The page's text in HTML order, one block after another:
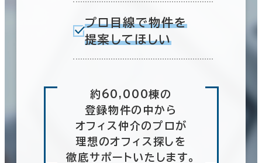
プロ目線で物件を
提案してほしい
約60,000棟の
登録物件の中から
オフィス仲介のプロが
理想のオフィス探しを
徹底サポートいたします。